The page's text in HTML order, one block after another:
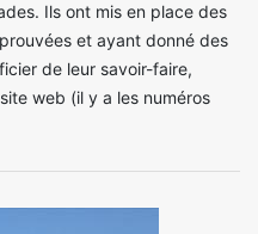
Ils ont mis en place des
et ayant donné des
de leur savoir-faire,
web (il y a les numéros